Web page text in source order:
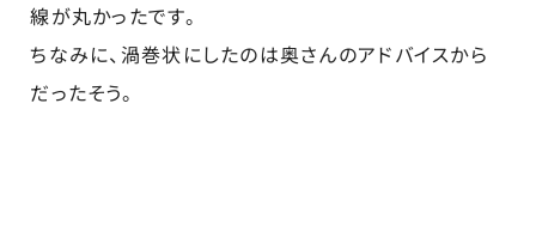
線が丸かったです。
ちなみに、渦巻状にしたのは奥さんのアドバイスから
だったそう。